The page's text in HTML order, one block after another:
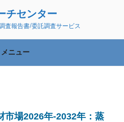
チセンター
査報告書/委託調査サービス
メニュー
市場2026年-2032年：蒸